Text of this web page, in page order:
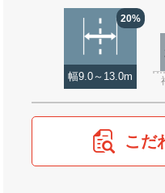
20%
幅9.0～13.0m
こだ